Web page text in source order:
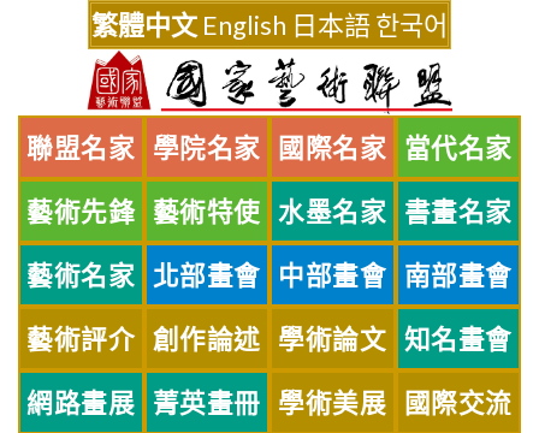
繁體中文 English 日本語한국어
聯盟名家 學院名家 國際名家 當代名家
藝術先鋒 藝術特使 水墨名家 書畫名家
藝術名家 北部畫會 中部畫會 南部畫會
藝術評介 創作論述 學術論文 知名畫會
網路畫展 菁英畫冊 學術美展 國際交流